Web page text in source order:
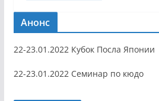
Анонс
22-23.01.2022 Кубок Посла Японии
22-23.01.2022 Семинар по кюдо